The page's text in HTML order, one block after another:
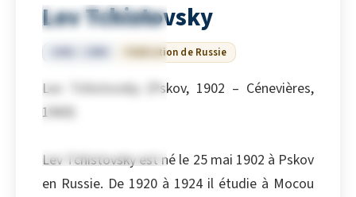
Lev Tchistovsky
Fédération de Russie
Lev Tchistovsky (Pskov, 1902 – Cénevières,
1969)
Lev Tchistovsky est né le 25 mai 1902 à Pskov
en Russie. De 1920 à 1924 il étudie à Mocou